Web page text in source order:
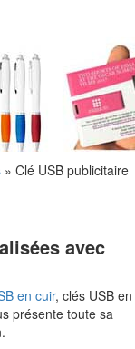
» Clé USB publicitaire
avec
en cuir, clés USB en
présente toute sa